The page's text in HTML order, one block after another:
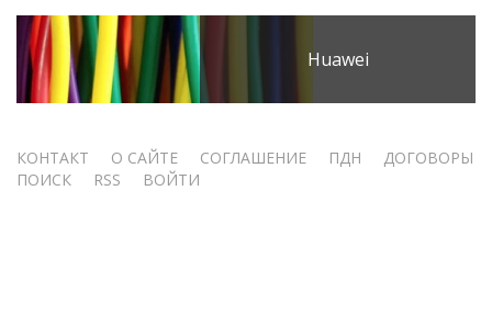
Huawei
Меню
КОНТАКТ О САЙТЕ СОГЛАШЕНИЕ ПДН
ДОГОВОРЫ
ПОИСК
RSS ВОЙТИ